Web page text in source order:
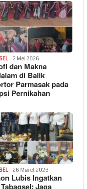
2 Mei 2026
dan Makna
di Balik
Parmasak pada
Pernikahan
26 Maret 2026
Lubis Ingatkan